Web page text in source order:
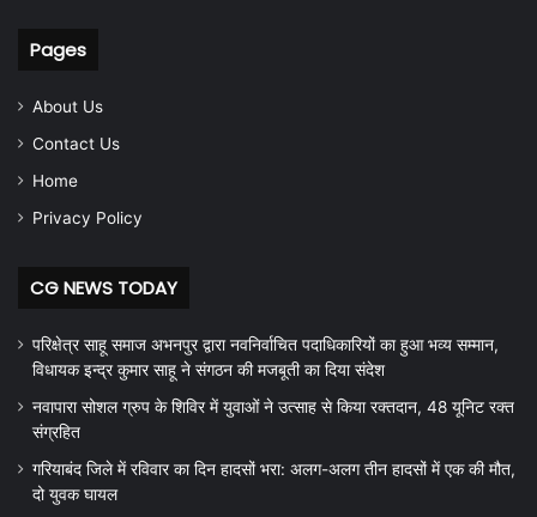
Pages
About Us
Contact Us
Home
Privacy Policy
CG NEWS TODAY
परिक्षेत्र साहू समाज अभनपुर द्वारा नवनिर्वाचित पदाधिकारियों का हुआ भव्य सम्मान,
विधायक इन्द्र कुमार साहू ने संगठन की मजबूती का दिया संदेश
नवापारा सोशल ग्रुप के शिविर में युवाओं ने उत्साह से किया रक्तदान, 48 यूनिट रक्त
संग्रहित
गरियाबंद जिले में रविवार का दिन हादसों भरा: अलग-अलग तीन हादसों में एक की मौत,
दो युवक घायल